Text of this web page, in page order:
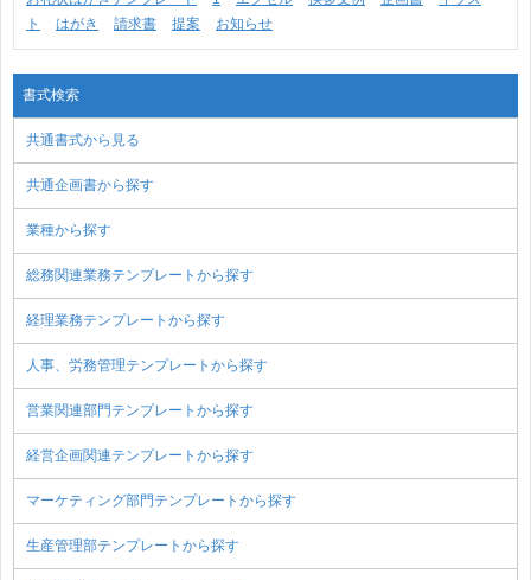
ト
はがき 請求書 提案 お知らせ
書式検索
共通書式から見る
共通企画書から探す
業種から探す
総務関連業務テンプレートから探す
経理業務テンプレートから探す
人事、労務管理テンプレートから探す
営業関連部門テンプレートから探す
経営企画関連テンプレートから探す
マーケティング部門テンプレートから探す
生産管理部テンプレートから探す